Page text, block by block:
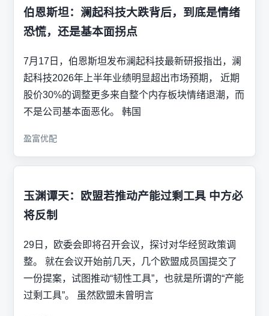
伯恩斯坦：澜起科技大跌背后，到底是情绪
恐慌，还是基本面拐点
7月17日，伯恩斯坦发布澜起科技最新研报指出，澜
起科技2026年上半年业绩明显超出市场预期， 近期
股价30%的调整更多来自整个内存板块情绪退潮，而
不是公司基本面恶化。 韩国
盈富优配
玉渊谭天：欧盟若推动产能过剩工具 中方必
将反制
29日，欧委会即将召开会议，探讨对华经贸政策调
整。 就在会议开始前几天，几个欧盟成员国提交了
一份提案，试图推动“韧性工具”，也就是所谓的“产能
过剩工具”。 虽然欧盟未曾明言